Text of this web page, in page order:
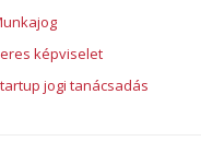
képviselet
jogi tanácsadás